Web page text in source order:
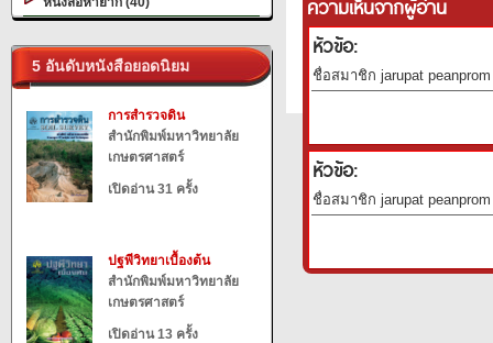
5 อันดับหนังสือยอดนิยม
การสำรวจดิน
สำนักพิมพ์มหาวิทยาลัย
เกษตรศาสตร์
เปิดอ่าน 31 ครั้ง
ปฐพีวิทยาเบื้องต้น
สำนักพิมพ์มหาวิทยาลัย
เกษตรศาสตร์
เปิดอ่าน 13 ครั้ง
ความเห็นจากผู้อ่าน
หัวข้อ:
ชื่อสมาชิก jarupat
หัวข้อ:
ชื่อสมาชิก jarupat